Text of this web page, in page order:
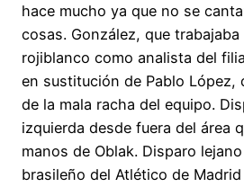
hace mucho ya que no se
cosas. González, que
rojiblanco como analista del
en sustitución de Pablo López,
de la mala racha del equipo.
izquierda desde fuera del área
manos de Oblak. Disparo
brasileño del Atlético de